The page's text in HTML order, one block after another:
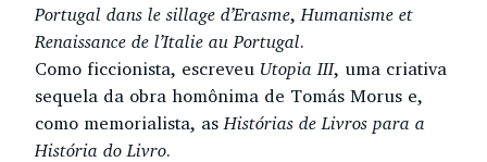
Portugal dans le sillage d’Erasme, Humanisme et
Renaissance de l’Italie au Portugal.
Como ficcionista, escreveu Utopia III, uma criativa
sequela da obra homônima de Tomás Morus e,
como memorialista, as Histórias de Livros para a
História do Livro.